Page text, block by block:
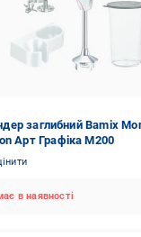
заглибний Bamix
Арт Графіка M200
в наявності